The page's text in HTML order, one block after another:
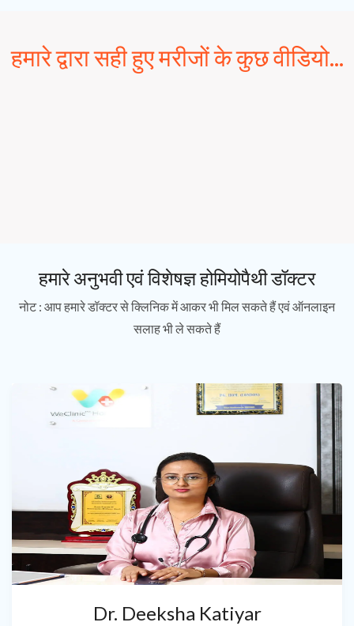
हमारे द्वारा सही हुए मरीजों के कुछ वीडियो...
हमारे अनुभवी एवं विशेषज्ञ होमियोपैथी डॉक्टर
नोट : आप हमारे डॉक्टर से क्लिनिक में आकर भी मिल सकते हैं एवं ऑनलाइन
सलाह भी ले सकते हैं
Dr. Deeksha Katiyar